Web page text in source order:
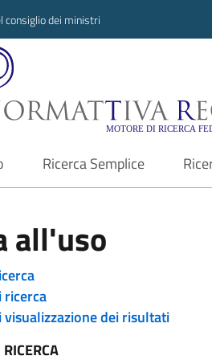
consiglio dei ministri
Ricerca Semplice
all'uso
dei risultati